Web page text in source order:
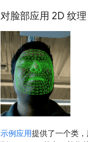
对脸部应用 2D 纹理
示例应用提供了一个类